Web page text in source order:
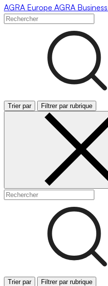
AGRA Europe AGRA Business
Trier par Filtrer par rubrique
Trier par Filtrer par rubrique